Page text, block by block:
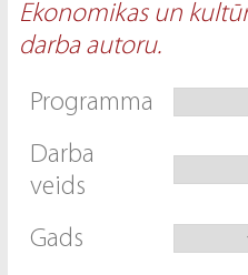
Ekonomikas un
darba autoru.
Programma
Darba
veids
Gads